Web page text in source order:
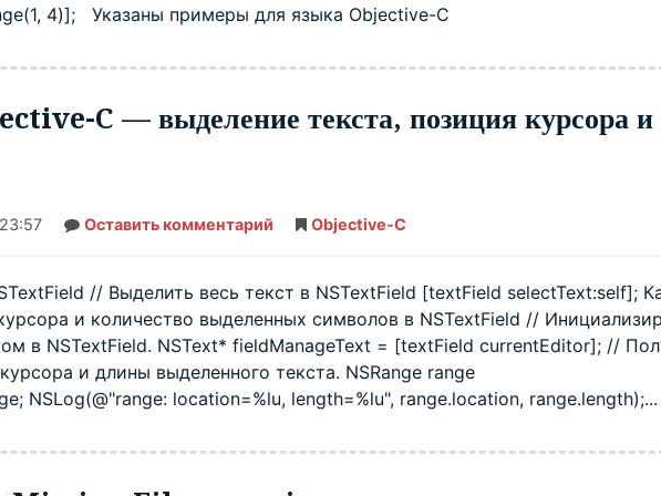
4)]; Указаны примеры для языка Objective-C
C — выделение текста, позиция курсора и
23:57 Оставить комментарий NSTextField
—
выделение
текста,
позиция
курсора
другое
Objective-C
// Выделить весь текст в NSTextField [textField selectText:self];
и количество выделенных символов в NSTextField //
в NSTextField. NSText* fieldManageText = [textField currentEditor]; //
и длины выделенного текста. NSRange range
NSLog(@"range: location=%lu, length=%lu", range.location, range.length);...